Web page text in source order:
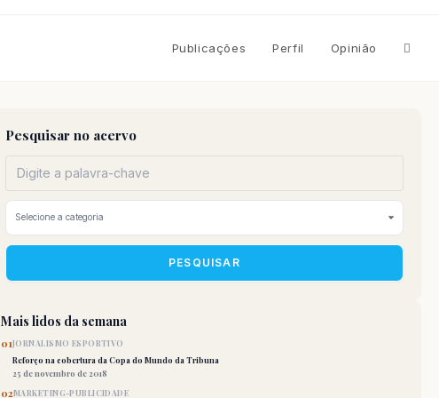
Publicações Perfil Opinião
Pesquisar no acervo
PESQUISAR
Mais lidos da semana
01JORNALISMO ESPORTIVO
Reforço na cobertura da Copa do Mundo da Tribuna
25 de novembro de 2018
02MARKETING-PUBLICIDADE